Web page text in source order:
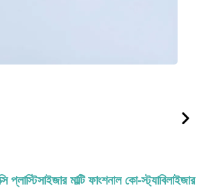
মাল্টি ফাংশনাল কো-স্ট্যাবিলাইজার